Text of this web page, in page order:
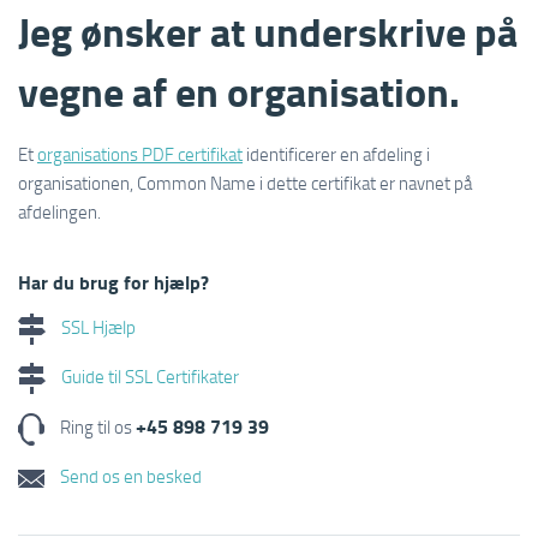
Jeg ønsker at underskrive på
vegne af en organisation.
Etorganisations PDF certifikat identificerer en afdeling i
organisationen, Common Name i dette certifikat er navnet på
afdelingen.
Har du brug for hjælp?
SSL Hjælp
Guide til SSL Certifikater
Ring til os+45 898 719 39
Send os en besked